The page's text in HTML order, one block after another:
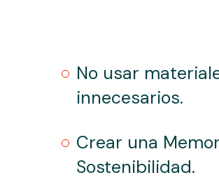
No usar
innecesarios.
Crear una
Sostenibilidad.